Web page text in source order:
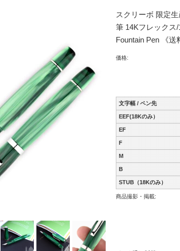
スクリーボ 限定
筆 14Kフレックス
Fountain Pen 《送
価格:
文字幅 / ペン先
EEF(18Kのみ）
EF
F
M
B
STUB（18Kのみ）
商品撮影・掲載: